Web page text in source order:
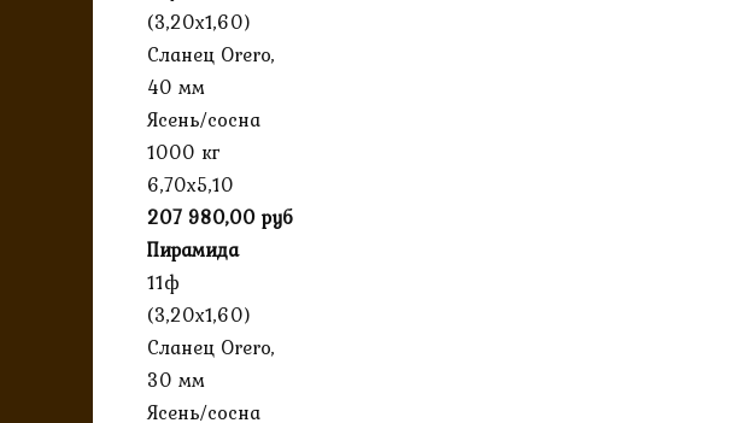
(3,20х1,60)
Сланец Orero,
40 мм
Ясень/сосна
1000 кг
6,70х5,10
207 980,00 руб
Пирамида
11ф
(3,20х1,60)
Сланец Orero,
30 мм
Ясень/сосна